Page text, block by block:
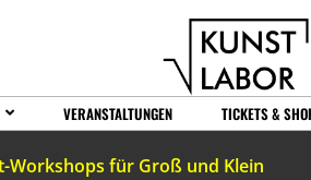
VERANSTALTUNGEN TICKETS &
Workshops für Groß und Klein